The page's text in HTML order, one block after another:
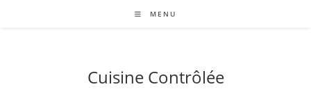
MENU
Cuisine Contrôlée